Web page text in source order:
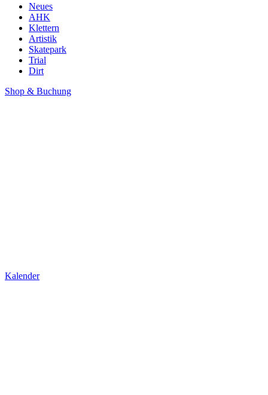
Neues
AHK
Klettern
Artistik
Skatepark
Trial
Dirt
Shop & Buchung
Kalender